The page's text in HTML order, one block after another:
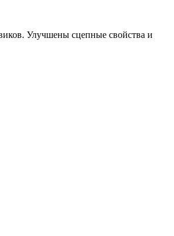
Улучшены сцепные свойства и